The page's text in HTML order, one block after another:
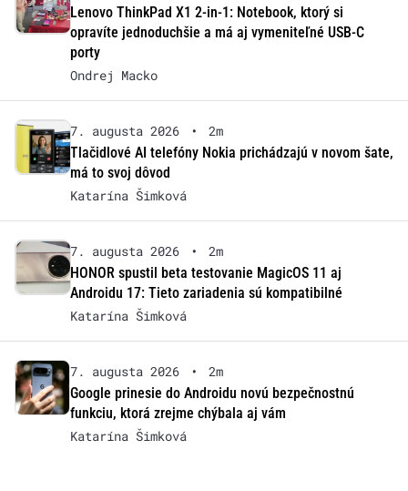
Lenovo ThinkPad X1 2-in-1: Notebook, ktorý si
opravíte jednoduchšie a má aj vymeniteľné USB-C
porty
Ondrej Macko
7. augusta 2026 •
2m
Tlačidlové AI telefóny Nokia prichádzajú v novom šate,
má to svoj dôvod
Katarína Šimková
7. augusta 2026 •
2m
HONOR spustil beta testovanie MagicOS 11 aj
Androidu 17: Tieto zariadenia sú kompatibilné
Katarína Šimková
7. augusta 2026 •
2m
Google prinesie do Androidu novú bezpečnostnú
funkciu, ktorá zrejme chýbala aj vám
Katarína Šimková